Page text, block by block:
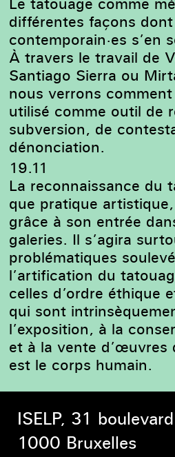
différentes façons
contemporain·es s’en
À travers le travail de
Santiago Sierra ou
nous verrons
utilisé comme outil de
subversion, de
dénonciation.
19.11
La reconnaissance du
que pratique
grâce à son entrée
galeries. Il s’agira
problématiques
l’artification du
celles d’ordre éthique
qui sont
l’exposition, à la
et à la vente
est le corps humain.
ISELP, 31
1000 Bruxelles